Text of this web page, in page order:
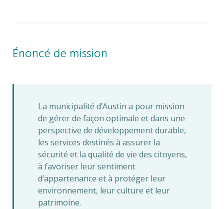
Énoncé de mission
La municipalité d’Austin a pour mission
de gérer de façon optimale et dans une
perspective de développement durable,
les services destinés à assurer la
sécurité et la qualité de vie des citoyens,
à favoriser leur sentiment
d’appartenance et à protéger leur
environnement, leur culture et leur
patrimoine.